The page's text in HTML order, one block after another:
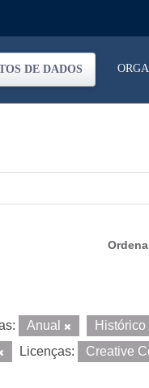
DE DADOS
Anual
Licenças: Creative